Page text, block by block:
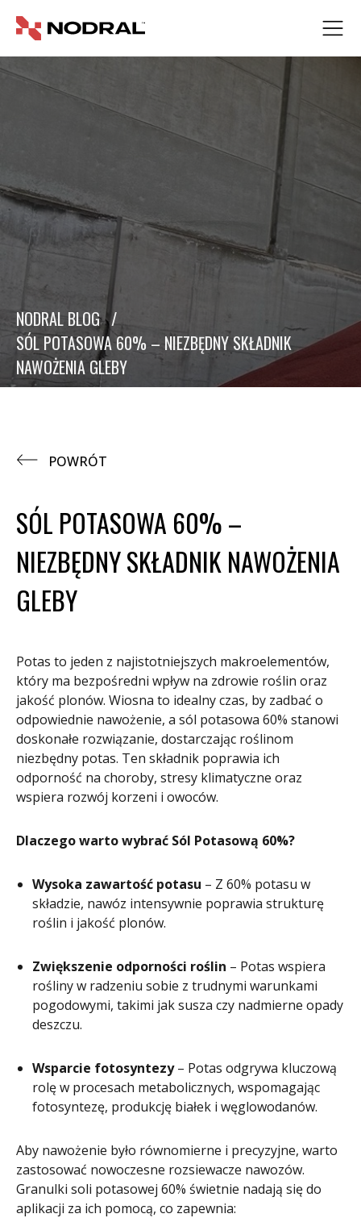
NODRAL BLOG /
SÓL POTASOWA 60% – NIEZBĘDNY SKŁADNIK
NAWOŻENIA GLEBY
POWRÓT
SÓL POTASOWA 60% –
NIEZBĘDNY SKŁADNIK NAWOŻENIA
GLEBY
Potas to jeden z najistotniejszych makroelementów,
który ma bezpośredni wpływ na zdrowie roślin oraz
jakość plonów. Wiosna to idealny czas, by zadbać o
odpowiednie nawożenie, a sól potasowa 60% stanowi
doskonałe rozwiązanie, dostarczając roślinom
niezbędny potas. Ten składnik poprawia ich
odporność na choroby, stresy klimatyczne oraz
wspiera rozwój korzeni i owoców.
Dlaczego warto wybrać Sól Potasową 60%?
Wysoka zawartość potasu – Z 60% potasu w
składzie, nawóz intensywnie poprawia strukturę
roślin i jakość plonów.
Zwiększenie odporności roślin – Potas wspiera
rośliny w radzeniu sobie z trudnymi warunkami
pogodowymi, takimi jak susza czy nadmierne opady
deszczu.
Wsparcie fotosyntezy– Potas odgrywa kluczową
rolę w procesach metabolicznych, wspomagając
fotosyntezę, produkcję białek i węglowodanów.
Aby nawożenie było równomierne i precyzyjne, warto
zastosować nowoczesne rozsiewacze nawozów.
Granulki soli potasowej 60% świetnie nadają się do
aplikacji za ich pomocą, co zapewnia: